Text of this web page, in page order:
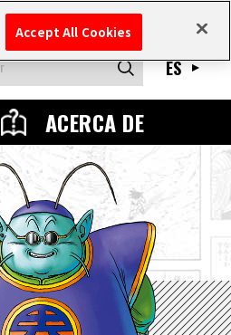
ACERCA DE
ES
Accept All Cookies